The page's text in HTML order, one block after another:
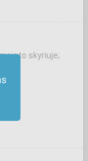
skyriuje;